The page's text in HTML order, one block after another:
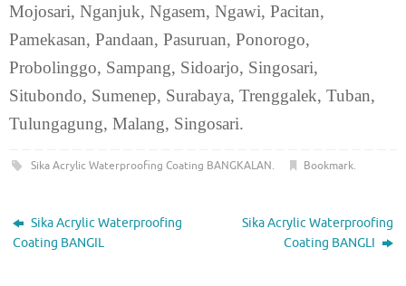
Mojosari, Nganjuk, Ngasem, Ngawi, Pacitan,
Pamekasan, Pandaan, Pasuruan, Ponorogo,
Probolinggo, Sampang, Sidoarjo, Singosari,
Situbondo, Sumenep, Surabaya, Trenggalek, Tuban,
Tulungagung, Malang, Singosari.
Sika Acrylic Waterproofing Coating BANGKALAN. Bookmark.
Sika Acrylic Waterproofing
Coating BANGIL
Sika Acrylic Waterproofing
Coating BANGLI